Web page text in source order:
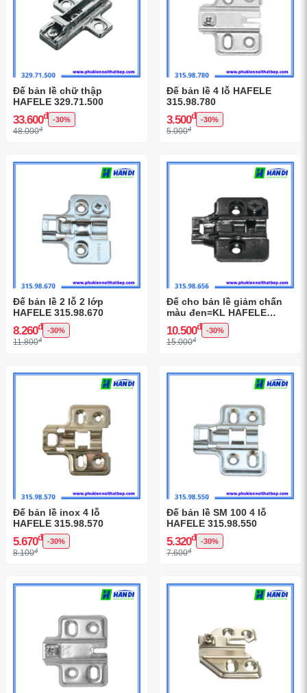
Đế bản lề chữ thập
HAFELE 329.71.500
33.600đ -30%
48.000đ
Đế bản lề 4 lỗ HAFELE
315.98.780
3.500đ -30%
5.000đ
Đế bản lề 2 lỗ 2 lớp
HAFELE 315.98.670
8.260đ -30%
11.800đ
Đế cho bản lề giảm chấn
màu đen=KL HAFELE
315.98.656
10.500đ -30%
15.000đ
Đế bản lề inox 4 lỗ
HAFELE 315.98.570
5.670đ -30%
8.100đ
Đế bản lề SM 100 4 lỗ
HAFELE 315.98.550
5.320đ -30%
7.600đ